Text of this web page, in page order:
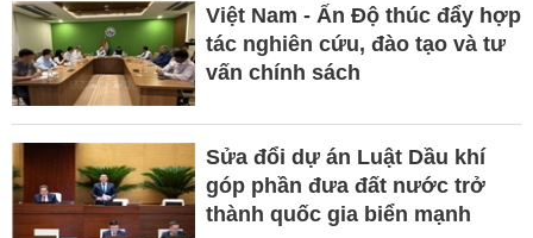
Việt Nam - Ấn Độ thúc đẩy hợp
tác nghiên cứu, đào tạo và tư
vấn chính sách
Sửa đổi dự án Luật Dầu khí
góp phần đưa đất nước trở
thành quốc gia biển mạnh